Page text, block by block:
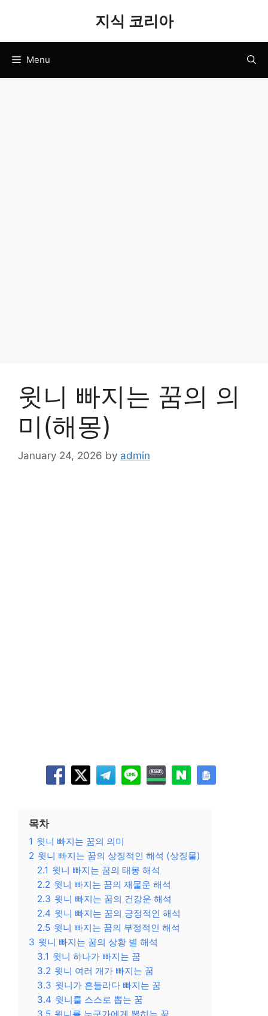
지식 코리아
Menu
윗니 빠지는 꿈의 의
미(해몽)
January 24, 2026 by admin
목차
1 윗니 빠지는 꿈의 의미
2 윗니 빠지는 꿈의 상징적인 해석 (상징물)
2.1 윗니 빠지는 꿈의 태몽 해석
2.2 윗니 빠지는 꿈의 재물운 해석
2.3 윗니 빠지는 꿈의 건강운 해석
2.4 윗니 빠지는 꿈의 긍정적인 해석
2.5 윗니 빠지는 꿈의 부정적인 해석
3 윗니 빠지는 꿈의 상황 별 해석
3.1 윗니 하나가 빠지는 꿈
3.2 윗니 여러 개가 빠지는 꿈
3.3 윗니가 흔들리다 빠지는 꿈
3.4 윗니를 스스로 뽑는 꿈
3.5 윗니를 누군가에게 뽑히는 꿈